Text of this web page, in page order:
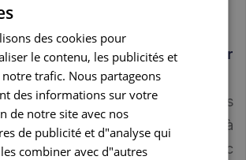
électroniques des résidents.
sécurisées et mises à jour
cloud sont continuellement mis
arrière-plan, sans que vous ayez à
vous-même. Vous travaillez donc
des cookies pour
le contenu, les publicités et
trafic. Nous partageons
des informations sur votre
de notre site avec nos
de publicité et d"analyse qui
combiner avec d"autres